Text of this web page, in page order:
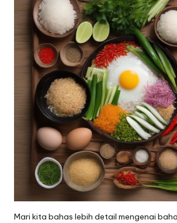
Mari kita bahas lebih detail mengenai